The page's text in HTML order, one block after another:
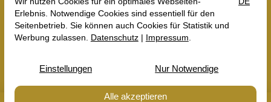
ImpressumAGBDatenschutz
Hotel Moselgarten — ein Hotel der
Moselstern Familie